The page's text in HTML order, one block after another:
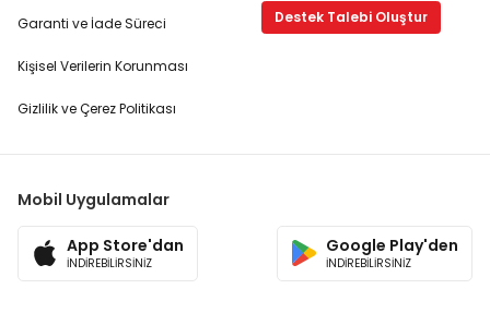
Garanti ve İade Süreci
Kişisel Verilerin Korunması
Gizlilik ve Çerez Politikası
Destek Talebi Oluştur
Mobil Uygulamalar
App Store'dan
İNDİREBİLİRSİNİZ
Google Play'den
İNDİREBİLİRSİNİZ